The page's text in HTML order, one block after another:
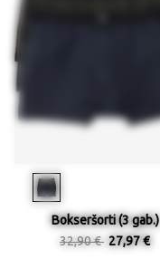
Bokseršorti (3 gab.)
32,90 € 27,97 €